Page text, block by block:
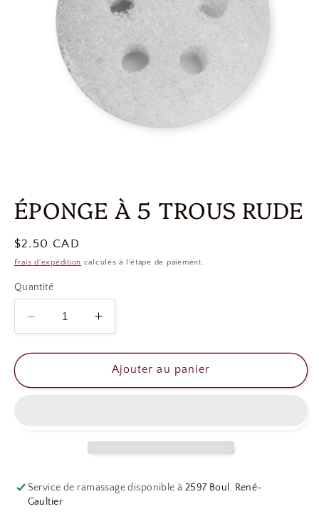
ÉPONGE À 5 TROUS RUDE
Prix
habituel
$2.50 CAD
Frais d'expédition calculés à l'étape de paiement.
Quantité
Réduire
la
quantité
ÉPONGE
Augmenter
la
quantité
de
ÉPONGE
Ajouter au panier
Service de ramassage disponible à 2597 Boul. René-
Gaultier